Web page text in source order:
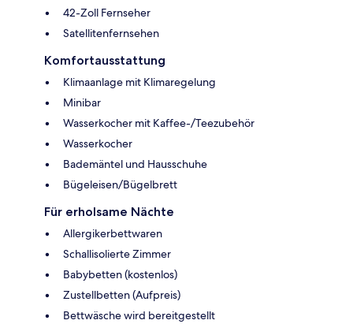
42-Zoll Fernseher
Satellitenfernsehen
Komfortausstattung
Klimaanlage mit Klimaregelung
Minibar
Wasserkocher mit Kaffee-/Teezubehör
Wasserkocher
Bademäntel und Hausschuhe
Bügeleisen/Bügelbrett
Für erholsame Nächte
Allergikerbettwaren
Schallisolierte Zimmer
Babybetten (kostenlos)
Zustellbetten (Aufpreis)
Bettwäsche wird bereitgestellt